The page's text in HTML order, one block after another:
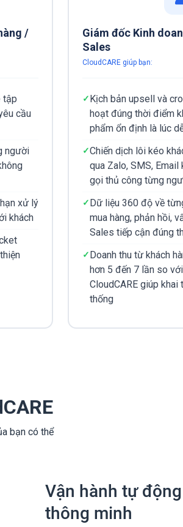
/
tập
cầu
người
xử lý
khách
Giám đốc Kinh
Sales
CloudCARE giúp bạn:
Kịch bản upsell và
hoạt đúng thời điểm
phẩm ổn định là lúc
Chiến dịch lôi kéo
qua Zalo, SMS,
gọi thủ công từng
Dữ liệu 360 độ về
mua hàng, phản hồi,
Sales tiếp cận đúng
Doanh thu từ khách
hơn 5 đến 7 lần so
CloudCARE giúp khai
thống
bạn có thể
Vận hành tự
thông minh